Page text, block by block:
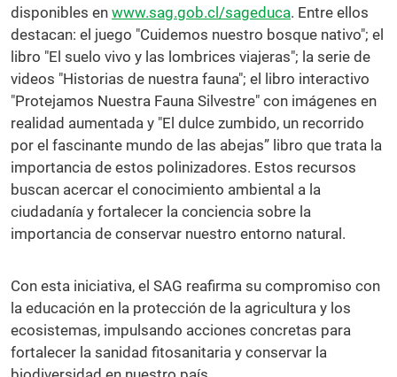
disponibles en www.sag.gob.cl/sageduca. Entre ellos
destacan: el juego "Cuidemos nuestro bosque nativo"; el
libro "El suelo vivo y las lombrices viajeras"; la serie de
videos "Historias de nuestra fauna"; el libro interactivo
"Protejamos Nuestra Fauna Silvestre" con imágenes en
realidad aumentada y "El dulce zumbido, un recorrido
por el fascinante mundo de las abejas” libro que trata la
importancia de estos polinizadores. Estos recursos
buscan acercar el conocimiento ambiental a la
ciudadanía y fortalecer la conciencia sobre la
importancia de conservar nuestro entorno natural.
Con esta iniciativa, el SAG reafirma su compromiso con
la educación en la protección de la agricultura y los
ecosistemas, impulsando acciones concretas para
fortalecer la sanidad fitosanitaria y conservar la